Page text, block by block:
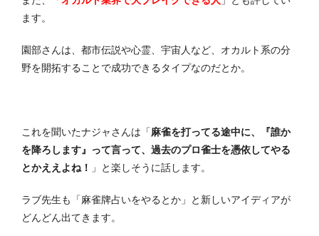
ます。
園部さんは、都市伝説や心霊、宇宙人など、オカルト系の分
野を開拓することで成功できるタイプなのだとか。
これを聞いたナジャさんは「麻雀を打ってる途中に、『誰か
を降ろします』って言って、過去のプロ雀士を憑依してやる
とかええよね！
」と楽しそうに話します。
ラブ先生も「麻雀牌占いをやるとか」と新しいアイディアが
どんどん出てきます。